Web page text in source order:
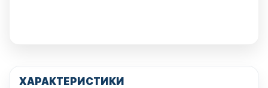
ХАРАКТЕРИСТИКИ